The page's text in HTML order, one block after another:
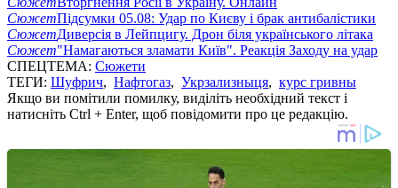
СюжетПідсумки 05.08: Удар по Києву і брак антибалістики
СюжетДиверсія в Лейпцигу. Дрон біля українського літака
Сюжет"Намагаються зламати Київ". Реакція Заходу на удар
СПЕЦТЕМА: Сюжети
ТЕГИ: Шуфрич, Нафтогаз, Укрзализныця, курс гривны
Якщо ви помітили помилку, виділіть необхідний текст і
натисніть Ctrl + Enter, щоб повідомити про це редакцію.